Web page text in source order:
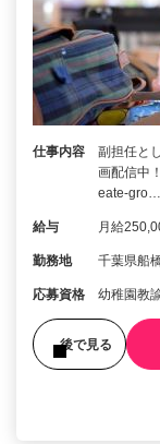
仕事内容
副担任と
画配信中
eate-gro…
給与 月給
勤務地 千葉県船
応募資格 幼稚園教
後で見る